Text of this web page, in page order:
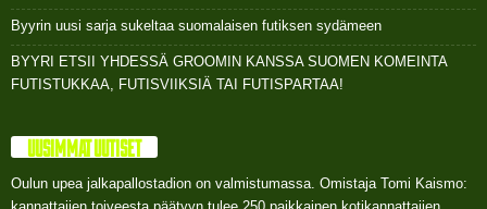
Byyrin uusi sarja sukeltaa suomalaisen futiksen sydämeen
BYYRI ETSII YHDESSÄ GROOMIN KANSSA SUOMEN KOMEINTA
FUTISTUKKAA, FUTISVIIKSIÄ TAI FUTISPARTAA!
UUSIMMAT UUTISET
Oulun upea jalkapallostadion on valmistumassa. Omistaja Tomi Kaismo: